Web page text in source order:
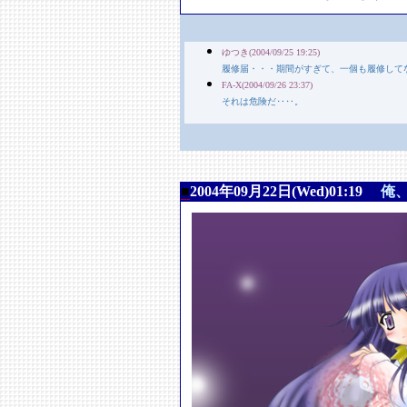
ゆつき(2004/09/25 19:25)
履修届・・・期間がすぎて、一個も履修し
FA-X(2004/09/26 23:37)
それは危険だ‥‥。
■2004年09月22日(Wed)01:19 俺